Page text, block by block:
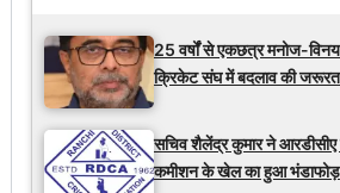
25 वर्षों से एकछत्र मनोज-
क्रिकेट संघ में बदलाव की
सचिव शैलेंद्र कुमार ने
कमीशन के खेल का हुआ भंडाफोड़